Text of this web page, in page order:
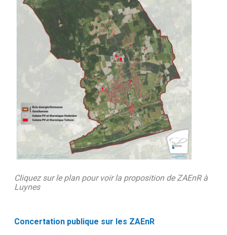
Cliquez sur le plan pour voir la proposition de ZAEnR à
Luynes
Concertation publique sur les ZAEnR